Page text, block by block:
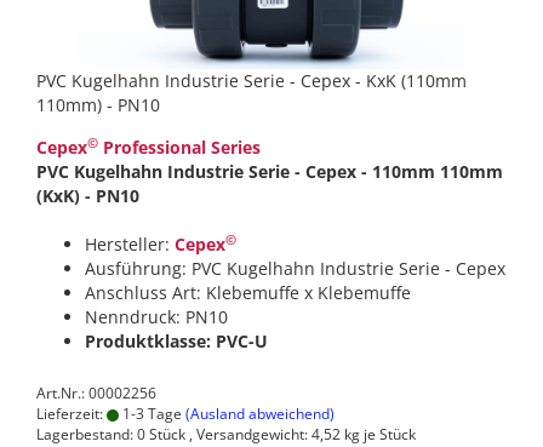
PVC Kugelhahn Industrie Serie - Cepex - KxK (110mm
110mm) - PN10
Cepex© Professional Series
PVC Kugelhahn Industrie Serie - Cepex - 110mm 110mm
(KxK) - PN10
Hersteller: Cepex©
Ausführung: PVC Kugelhahn Industrie Serie - Cepex
Anschluss Art: Klebemuffe x Klebemuffe
Nenndruck: PN10
Produktklasse: PVC-U
Art.Nr.: 00002256
Lieferzeit:
1-3 Tage (Ausland abweichend)
Lagerbestand: 0 Stück , Versandgewicht:4,52 kg je Stück